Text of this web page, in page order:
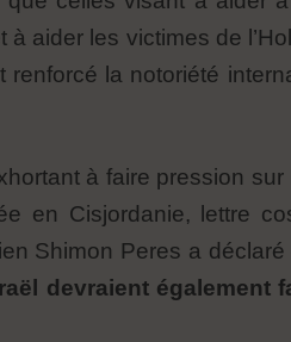
aider les victimes de
la notoriété
à faire pression
en Cisjordanie, lettre
Shimon Peres a
devraient également